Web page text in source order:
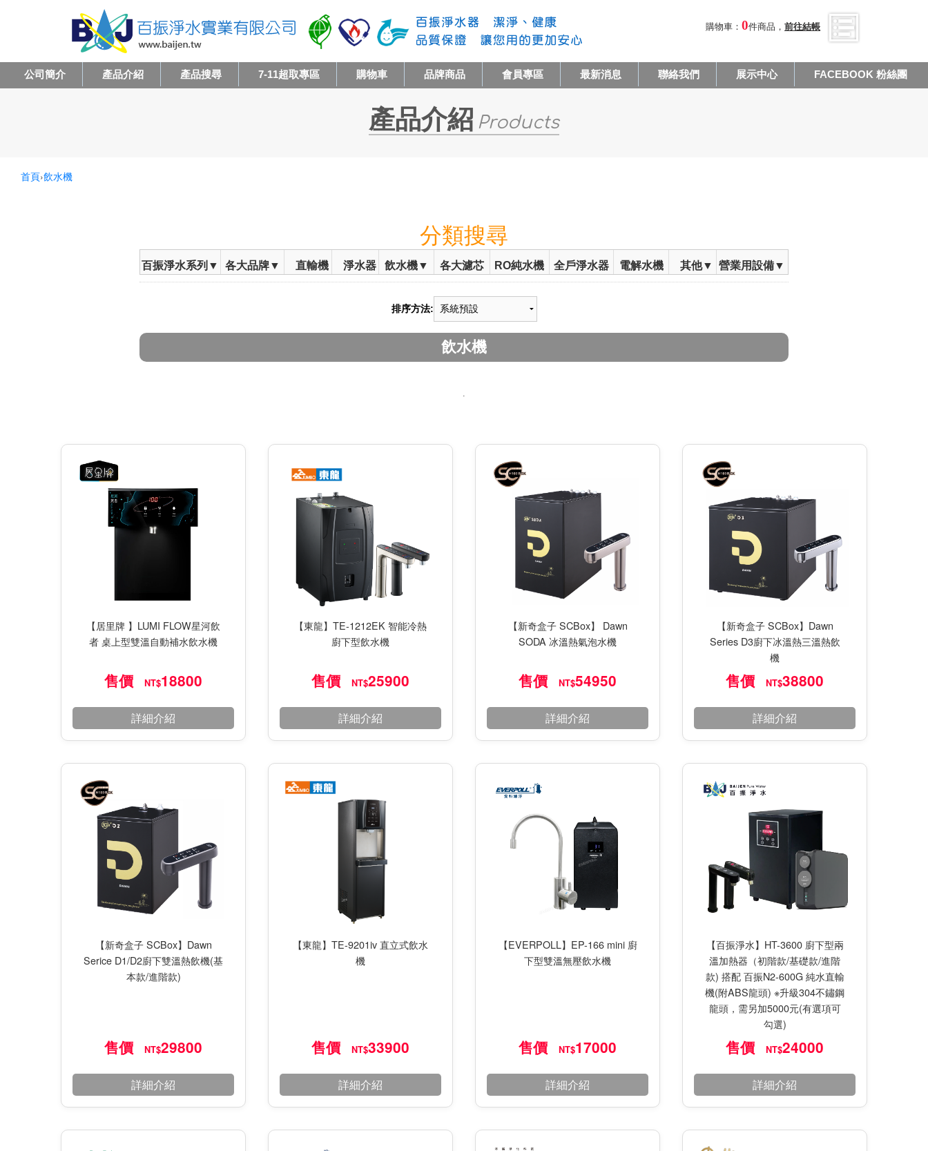
購物車： 0件商品， 前往結帳
公司簡介 產品介紹 產品搜尋 7-11超取專區 購物車 品牌商品 會員專區 最新消息 聯絡我們 展示中心 FACEBOOK 粉絲團
產品介紹 Products
首頁›飲水機
分類搜尋
百振淨水系列▼ 各大品牌▼ 直輸機 淨水器 飲水機▼ 各大濾芯 RO純水機 全戶淨水器 電解水機 其他▼ 營業用設備▼
排序方法:
飲水機
【居里牌 】LUMI FLOW星河飲
者 桌上型雙溫自動補水飲水機
售價 NT$18800
詳細介紹
【東龍】TE-1212EK 智能冷熱
廚下型飲水機
售價 NT$25900
詳細介紹
【新奇盒子 SCBox】 Dawn
SODA 冰溫熱氣泡⽔機
售價 NT$54950
詳細介紹
【新奇盒子 SCBox】Dawn
Series D3廚下冰溫熱三溫熱飲
機
售價 NT$38800
詳細介紹
【新奇盒子 SCBox】Dawn
Serice D1/D2廚下雙溫熱飲機(基
本款/進階款)
售價 NT$29800
詳細介紹
【東龍】TE-9201iv 直立式飲水
機
售價 NT$33900
詳細介紹
【EVERPOLL】EP-166 mini 廚
下型雙溫無壓飲水機
售價 NT$17000
詳細介紹
【百振淨水】HT-3600 廚下型兩
溫加熱器（初階款/基礎款/進階
款) 搭配 百振N2-600G 純水直輸
機(附ABS龍頭) ※升級304不鏽鋼
龍頭，需另加5000元(有選項可
勾選)
售價 NT$24000
詳細介紹